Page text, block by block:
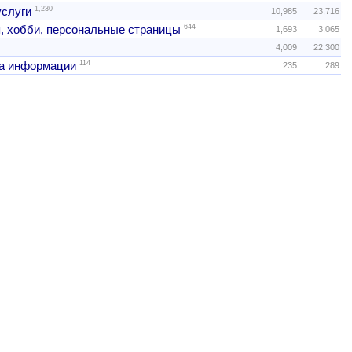
1,230 10,985 23,716
хобби, персональные страницы 644 1,693
3,065
4,009
22,300
информации 114 235 289